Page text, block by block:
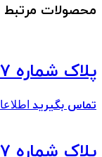
محصولات مرتبط
پلاک شماره 7 جلوی دوچرخه ایران اندرو
تماس بگیرید
پلاک شماره 47 جلوی دوچرخه ایران اندرو